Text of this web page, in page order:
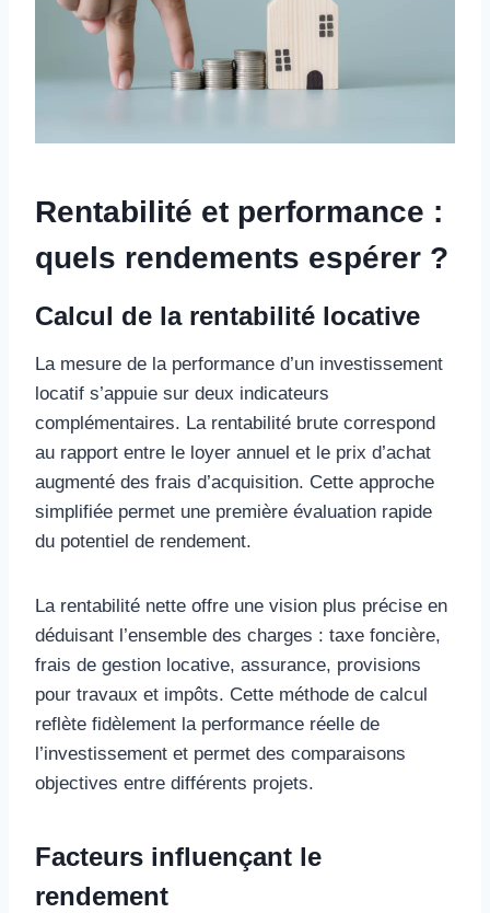
Rentabilité et performance :
quels rendements espérer ?
Calcul de la rentabilité locative
La mesure de la performance d’un investissement
locatif s’appuie sur deux indicateurs
complémentaires. La rentabilité brute correspond
au rapport entre le loyer annuel et le prix d’achat
augmenté des frais d’acquisition. Cette approche
simplifiée permet une première évaluation rapide
du potentiel de rendement.
La rentabilité nette offre une vision plus précise en
déduisant l’ensemble des charges : taxe foncière,
frais de gestion locative, assurance, provisions
pour travaux et impôts. Cette méthode de calcul
reflète fidèlement la performance réelle de
l’investissement et permet des comparaisons
objectives entre différents projets.
Facteurs influençant le
rendement